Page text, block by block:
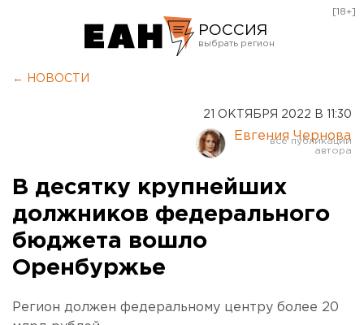
РОССИЯ
Курган
Оренбург
[18+]
← НОВОСТИ
21 ОКТЯБРЯ 2022 В 11:30
Евгения Чернова
В десятку крупнейших
должников федерального
бюджета вошло
Оренбуржье
Регион должен федеральному центру более 20